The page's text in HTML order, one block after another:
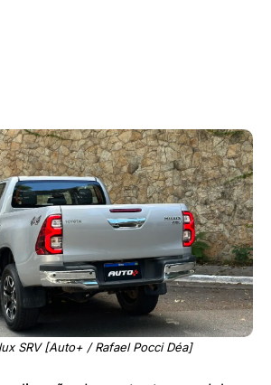
SRV [Auto+ / Rafael Pocci Déa]